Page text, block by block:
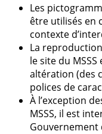
Les
être utilisés en
contexte
La
le site du
altération (des
polices de
À l’exception
MSSS, il est
Gouvernement